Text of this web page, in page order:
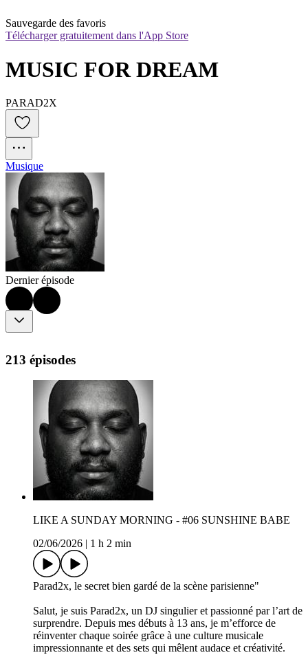
Sauvegarde des favoris
Télécharger gratuitement dans l'App Store
MUSIC FOR DREAM
PARAD2X
Musique
Dernier épisode
213 épisodes
LIKE A SUNDAY MORNING - #06 SUNSHINE BABE
02/06/2026
1 h 2 min
Parad2x, le secret bien gardé de la scène parisienne"
Salut, je suis Parad2x, un DJ singulier et passionné par l’art de
surprendre. Depuis mes débuts à 13 ans, je m’efforce de
réinventer chaque soirée grâce à une culture musicale
impressionnante et des sets qui mêlent audace et créativité.